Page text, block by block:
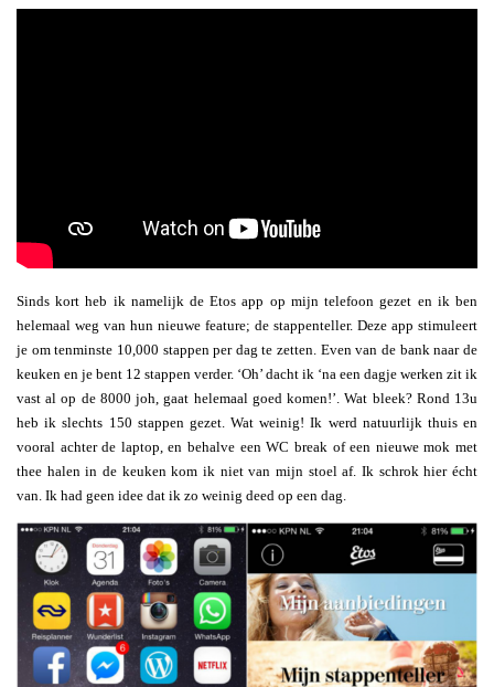
Sinds kort heb ik namelijk de Etos app op mijn telefoon gezet en ik ben
helemaal weg van hun nieuwe feature; de stappenteller. Deze app stimuleert
je om tenminste 10,000 stappen per dag te zetten. Even van de bank naar de
keuken en je bent 12 stappen verder. ‘Oh’ dacht ik ‘na een dagje werken zit ik
vast al op de 8000 joh, gaat helemaal goed komen!’. Wat bleek? Rond 13u
heb ik slechts 150 stappen gezet. Wat weinig! Ik werd natuurlijk thuis en
vooral achter de laptop, en behalve een WC break of een nieuwe mok met
thee halen in de keuken kom ik niet van mijn stoel af. Ik schrok hier écht
van. Ik had geen idee dat ik zo weinig deed op een dag.